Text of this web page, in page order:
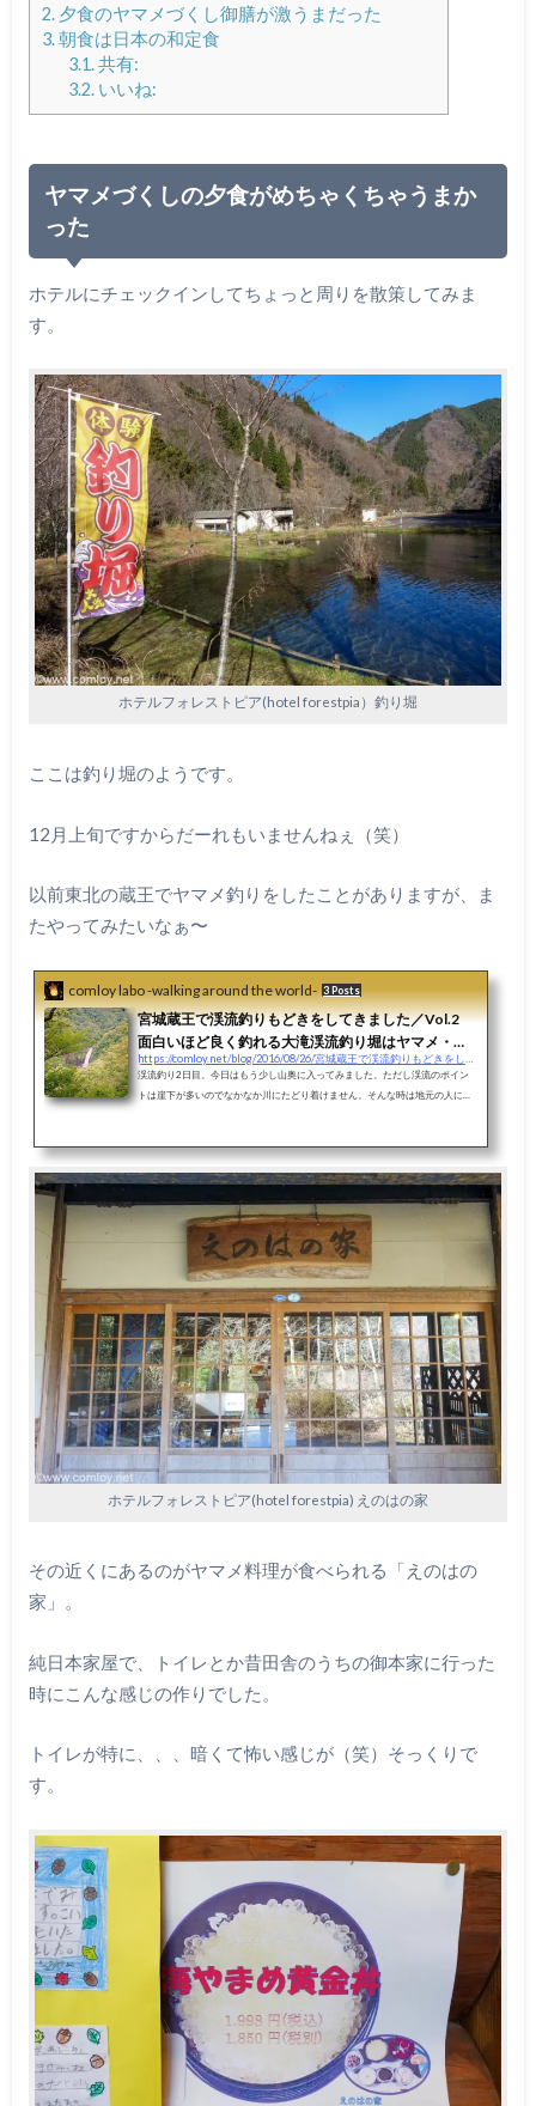
2.夕食のヤマメづくし御膳が激うまだった
3.朝食は日本の和定食
3.1.共有:
3.2.いいね:
ヤマメづくしの夕食がめちゃくちゃうまか
った
ホテルにチェックインしてちょっと周りを散策してみま
す。
ホテルフォレストピア(hotel forestpia）釣り堀
ここは釣り堀のようです。
12月上旬ですからだーれもいませんねぇ（笑）
以前東北の蔵王でヤマメ釣りをしたことがありますが、ま
たやってみたいなぁ〜
comloy labo -walking around the world- 3 Posts
宮城蔵王で渓流釣りもどきをしてきました／Vol.2
面白いほど良く釣れる大滝渓流釣り堀はヤマメ・ニ
ジマス釣り放題！
渓流釣り2日目。今日はもう少し山奥に入ってみました。ただし渓流のポイン
トは崖下が多いのでなかなか川にたどり着けません。そんな時は地元の人に聞
った魚は炭火で焼いて食べましたがさすがに多すぎました。旅行期間 2015/6
月エリア 宮城県 遠刈田温泉テーマ 温泉、釣り目次Vol.1 宮城蔵王
遠刈田温泉で渓流釣りに挑戦Vol.2 面白いほど良く釣れる大滝渓流釣り堀はヤ
ホテルフォレストピア(hotel forestpia) えのはの家
その近くにあるのがヤマメ料理が食べられる「えのはの
家」。
純日本家屋で、トイレとか昔田舎のうちの御本家に行った
時にこんな感じの作りでした。
トイレが特に、、、暗くて怖い感じが（笑）そっくりで
す。